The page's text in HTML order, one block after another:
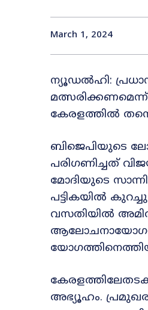
March 1, 2024
ന്യൂഡൽഹി:
കേരളത്തിൽ
ബിജെപിയുടെ
പരിഗണിച്ചത്
മോദിയുടെ
പട്ടികയിൽ
വസതിയിൽ
അഭ്യൂഹം.